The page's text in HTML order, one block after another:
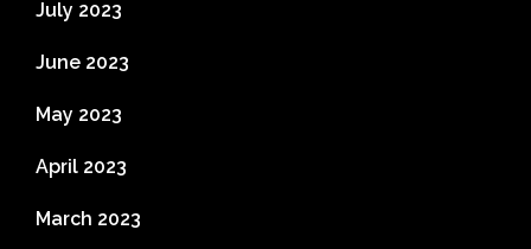
July 2023
June 2023
May 2023
April 2023
March 2023